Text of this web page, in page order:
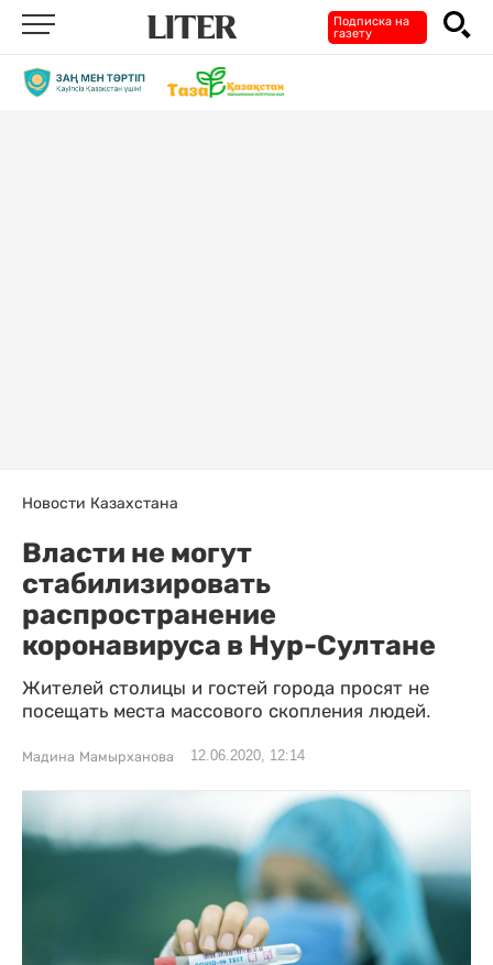
Подписка на
газету
Новости Казахстана
Власти не могут
стабилизировать
распространение
коронавируса в Нур-Султане
Жителей столицы и гостей города просят не
посещать места массового скопления людей.
Мадина Мамырханова 12.06.2020, 12:14